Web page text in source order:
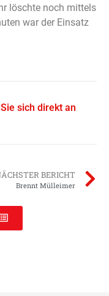
löschte noch mittels
war der Einsatz
sich direkt an
BERICHT
Brennt Mülleimer